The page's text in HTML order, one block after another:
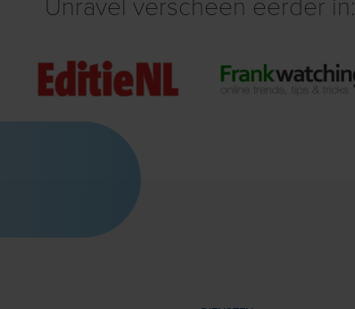
Unravel verscheen eerder in: